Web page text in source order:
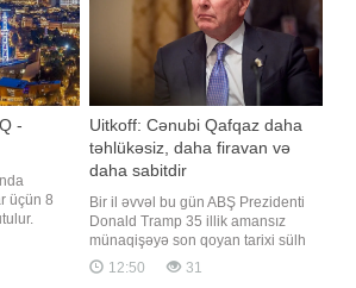
-
üçün 8
hesab
Uitkoff: Cənubi Qafqaz daha
təhlükəsiz, daha firavan və
daha sabitdir
Bir il əvvəl bu gün ABŞ Prezidenti
Donald Tramp 35 illik amansız
münaqişəyə son qoyan tarixi sülh
müqaviləsini imzalamaq üçün
Azərbaycan və Ermənistanı bir
12:50 31